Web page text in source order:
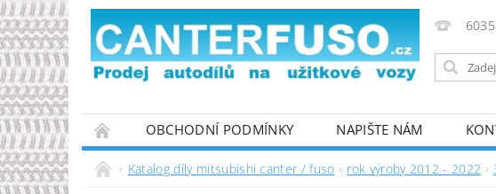
OBCHODNÍ PODMÍNKY NAPIŠTE NÁM
PODMÍNKY OCHRANY OSOBNÍCH ÚDAJŮ
Katalog díly mitsubishi canter / fuso rok výroby 2012 - 2022